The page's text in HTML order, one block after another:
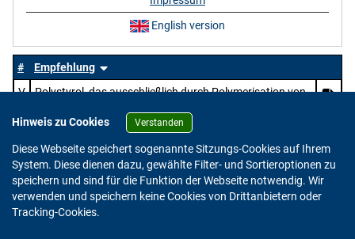
#
Empfehlung
V
Polystyrol, das ausschließlich durch Polymerisation von
English version
Hinweis zu Cookies Verstanden
Diese Webseite speichert sogenannte Sitzungs-Cookies auf Ihrem
System. Diese dienen dazu, gewählte Filter- und Sortieroptionen zu
speichern und sind für die Funktion der Webseite notwendig. Wir
verwenden und speichern keine Cookies von Drittanbietern oder
Tracking-Cookies.